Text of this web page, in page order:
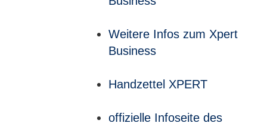
Weitere Infos zum Xpert
Business
Handzettel XPERT
offizielle Infoseite des